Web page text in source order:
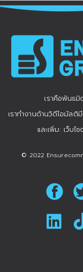
เราคือพันธ
เราทำงานด้านวิดีโอมัลติ
และเพิ่ม: เว็บไ
© 2022